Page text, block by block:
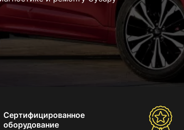
Сертифицированное
оборудование